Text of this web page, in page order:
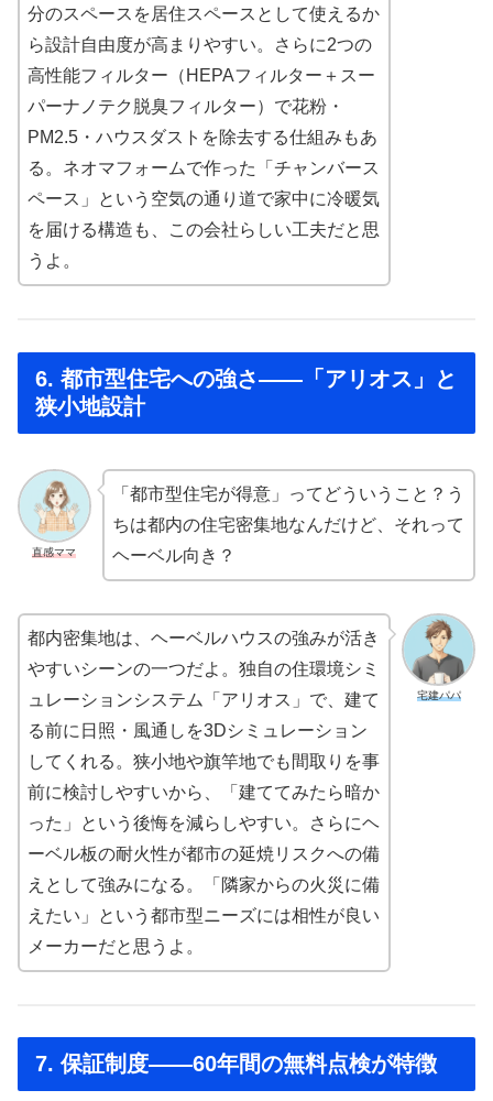
分のスペースを居住スペースとして使えるか
ら設計自由度が高まりやすい。さらに2つの
高性能フィルター（HEPAフィルター＋スー
パーナノテク脱臭フィルター）で花粉・
PM2.5・ハウスダストを除去する仕組みもあ
る。ネオマフォームで作った「チャンバース
ペース」という空気の通り道で家中に冷暖気
を届ける構造も、この会社らしい工夫だと思
うよ。
6. 都市型住宅への強さ——「アリオス」と
狭小地設計
直感ママ
「都市型住宅が得意」ってどういうこと？う
ちは都内の住宅密集地なんだけど、それって
ヘーベル向き？
宅建パパ
都内密集地は、ヘーベルハウスの強みが活き
やすいシーンの一つだよ。独自の住環境シミ
ュレーションシステム「アリオス」で、建て
る前に日照・風通しを3Dシミュレーション
してくれる。狭小地や旗竿地でも間取りを事
前に検討しやすいから、「建ててみたら暗か
った」という後悔を減らしやすい。さらにヘ
ーベル板の耐火性が都市の延焼リスクへの備
えとして強みになる。「隣家からの火災に備
えたい」という都市型ニーズには相性が良い
メーカーだと思うよ。
7. 保証制度——60年間の無料点検が特徴